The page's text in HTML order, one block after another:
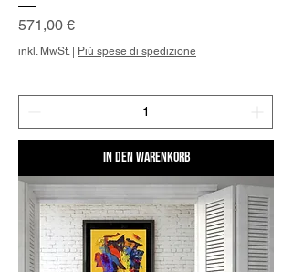
Preis
571,00 €
inkl. MwSt.| Più spese di spedizione
In den Warenkorb